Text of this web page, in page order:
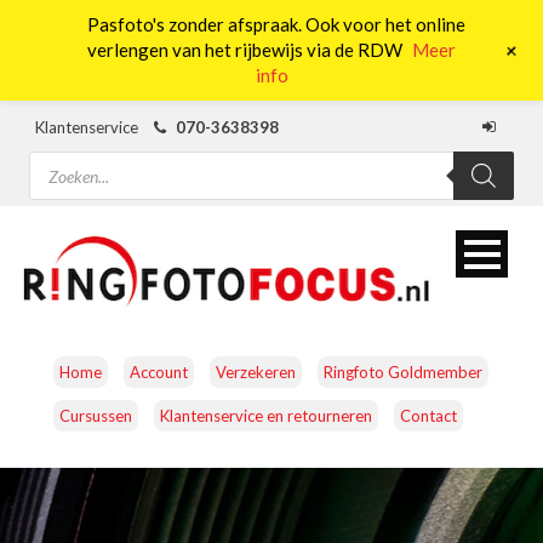
Klantenservice
070-3638398
Producten
zoeken
Home Account Verzekeren Ringfoto Goldmember
Cursussen Klantenservice en retourneren Contact
CAMERA’S OBJECTIEVEN ACCESSOIRES
Pasfoto's zonder afspraak. Ook voor het online
verlengen van het rijbewijs via de RDW Meer
info
+